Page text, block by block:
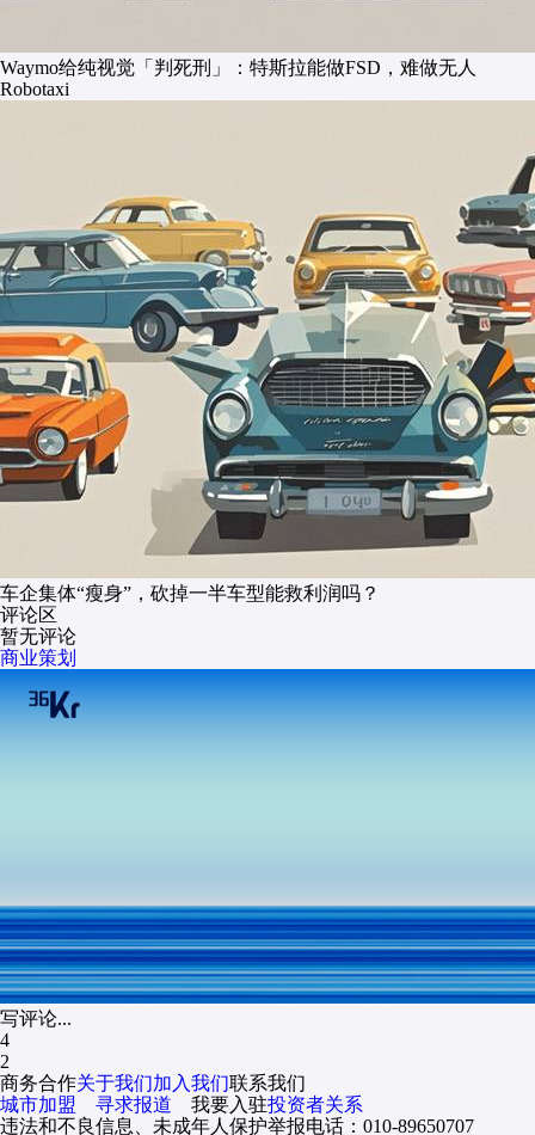
Waymo给纯视觉「判死刑」：特斯拉能做FSD，难做无人
Robotaxi
车企集体“瘦身”，砍掉一半车型能救利润吗？
评论区
暂无评论
商业策划
写评论...
4
2
商务合作关于我们加入我们联系我们
城市加盟
寻求报道 我要入驻投资者关系
违法和不良信息、未成年人保护举报电话：010-89650707